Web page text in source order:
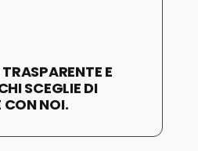
E
SCEGLIE DI
CON NOI.